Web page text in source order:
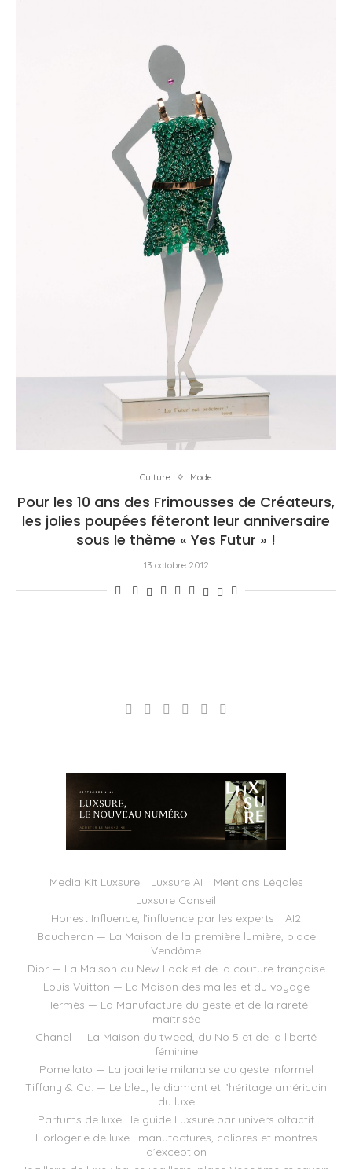
Culture Mode
Pour les 10 ans des Frimousses de Créateurs,
les jolies poupées fêteront leur anniversaire
sous le thème « Yes Futur » !
13 octobre 2012
Media Kit Luxsure Luxsure AI
Mentions Légales
Luxsure Conseil
Honest Influence, l’influence par les experts
AI2
Boucheron — La Maison de la première lumière, place
Vendôme
Dior — La Maison du New Look et de la couture française
Louis Vuitton — La Maison des malles et du voyage
Hermès — La Manufacture du geste et de la rareté
maîtrisée
Chanel — La Maison du tweed, du No 5 et de la liberté
féminine
Pomellato — La joaillerie milanaise du geste informel
Tiffany & Co. — Le bleu, le diamant et l’héritage américain
du luxe
Parfums de luxe : le guide Luxsure par univers olfactif
Horlogerie de luxe : manufactures, calibres et montres
d’exception